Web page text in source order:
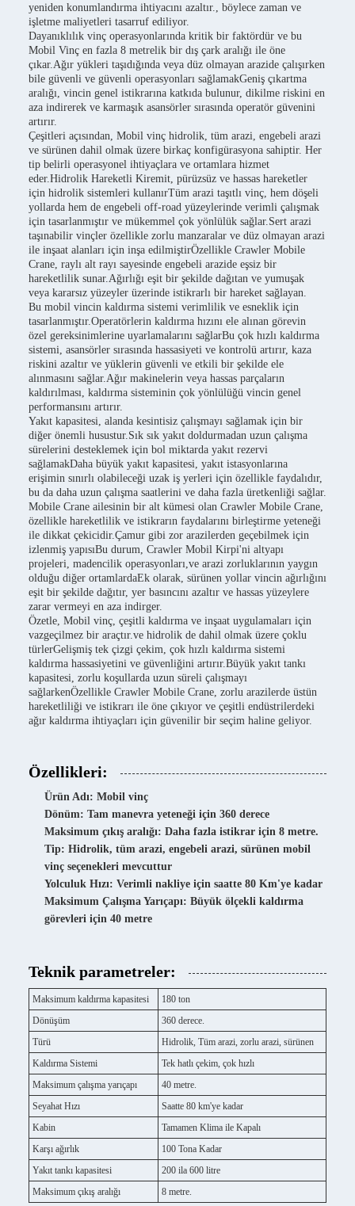
yeniden konumlandırma ihtiyacını azaltır., böylece zaman ve
işletme maliyetleri tasarruf ediliyor.
Dayanıklılık vinç operasyonlarında kritik bir faktördür ve bu
Mobil Vinç en fazla 8 metrelik bir dış çark aralığı ile öne
çıkar.Ağır yükleri taşıdığında veya düz olmayan arazide çalışırken
bile güvenli ve güvenli operasyonları sağlamakGeniş çıkartma
aralığı, vincin genel istikrarına katkıda bulunur, dikilme riskini en
aza indirerek ve karmaşık asansörler sırasında operatör güvenini
artırır.
Çeşitleri açısından, Mobil vinç hidrolik, tüm arazi, engebeli arazi
ve sürünen dahil olmak üzere birkaç konfigürasyona sahiptir. Her
tip belirli operasyonel ihtiyaçlara ve ortamlara hizmet
eder.Hidrolik Hareketli Kiremit, pürüzsüz ve hassas hareketler
için hidrolik sistemleri kullanırTüm arazi taşıtlı vinç, hem döşeli
yollarda hem de engebeli off-road yüzeylerinde verimli çalışmak
için tasarlanmıştır ve mükemmel çok yönlülük sağlar.Sert arazi
taşınabilir vinçler özellikle zorlu manzaralar ve düz olmayan arazi
ile inşaat alanları için inşa edilmiştirÖzellikle Crawler Mobile
Crane, raylı alt rayı sayesinde engebeli arazide eşsiz bir
hareketlilik sunar.Ağırlığı eşit bir şekilde dağıtan ve yumuşak
veya kararsız yüzeyler üzerinde istikrarlı bir hareket sağlayan.
Bu mobil vincin kaldırma sistemi verimlilik ve esneklik için
tasarlanmıştır.Operatörlerin kaldırma hızını ele alınan görevin
özel gereksinimlerine uyarlamalarını sağlarBu çok hızlı kaldırma
sistemi, asansörler sırasında hassasiyeti ve kontrolü artırır, kaza
riskini azaltır ve yüklerin güvenli ve etkili bir şekilde ele
alınmasını sağlar.Ağır makinelerin veya hassas parçaların
kaldırılması, kaldırma sisteminin çok yönlülüğü vincin genel
performansını artırır.
Yakıt kapasitesi, alanda kesintisiz çalışmayı sağlamak için bir
diğer önemli husustur.Sık sık yakıt doldurmadan uzun çalışma
sürelerini desteklemek için bol miktarda yakıt rezervi
sağlamakDaha büyük yakıt kapasitesi, yakıt istasyonlarına
erişimin sınırlı olabileceği uzak iş yerleri için özellikle faydalıdır,
bu da daha uzun çalışma saatlerini ve daha fazla üretkenliği sağlar.
Mobile Crane ailesinin bir alt kümesi olan Crawler Mobile Crane,
özellikle hareketlilik ve istikrarın faydalarını birleştirme yeteneği
ile dikkat çekicidir.Çamur gibi zor arazilerden geçebilmek için
izlenmiş yapısıBu durum, Crawler Mobil Kirpi'ni altyapı
projeleri, madencilik operasyonları,ve arazi zorluklarının yaygın
olduğu diğer ortamlardaEk olarak, sürünen yollar vincin ağırlığını
eşit bir şekilde dağıtır, yer basıncını azaltır ve hassas yüzeylere
zarar vermeyi en aza indirger.
Özetle, Mobil vinç, çeşitli kaldırma ve inşaat uygulamaları için
vazgeçilmez bir araçtır.ve hidrolik de dahil olmak üzere çoklu
türlerGelişmiş tek çizgi çekim, çok hızlı kaldırma sistemi
kaldırma hassasiyetini ve güvenliğini artırır.Büyük yakıt tankı
kapasitesi, zorlu koşullarda uzun süreli çalışmayı
sağlarkenÖzellikle Crawler Mobile Crane, zorlu arazilerde üstün
hareketliliği ve istikrarı ile öne çıkıyor ve çeşitli endüstrilerdeki
ağır kaldırma ihtiyaçları için güvenilir bir seçim haline geliyor.
Özellikleri:
Ürün Adı: Mobil vinç
Dönüm: Tam manevra yeteneği için 360 derece
Maksimum çıkış aralığı: Daha fazla istikrar için 8 metre.
Tip: Hidrolik, tüm arazi, engebeli arazi, sürünen mobil
vinç seçenekleri mevcuttur
Yolculuk Hızı: Verimli nakliye için saatte 80 Km'ye kadar
Maksimum Çalışma Yarıçapı: Büyük ölçekli kaldırma
görevleri için 40 metre
Teknik parametreler:
Maksimum kaldırma kapasitesi
180 ton
Dönüşüm
360 derece.
Türü
Hidrolik, Tüm arazi, zorlu arazi, sürünen
Kaldırma Sistemi
Tek hatlı çekim, çok hızlı
Maksimum çalışma yarıçapı
40 metre.
Seyahat Hızı
Saatte 80 km'ye kadar
Kabin
Tamamen Klima ile Kapalı
Karşı ağırlık
100 Tona Kadar
Yakıt tankı kapasitesi
200 ila 600 litre
Maksimum çıkış aralığı
8 metre.